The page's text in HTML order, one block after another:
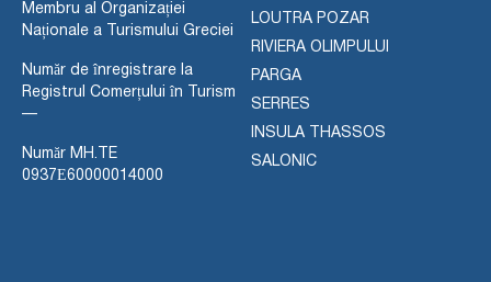
Membru al Organizației
Naționale a Turismului Greciei
Număr de înregistrare la
Registrul Comerțului în Turism
—
Număr MH.TE
0937Ε60000014000
LOUTRA POZAR
RIVIERA OLIMPULUI
PARGA
SERRES
INSULA THASSOS
SALONIC